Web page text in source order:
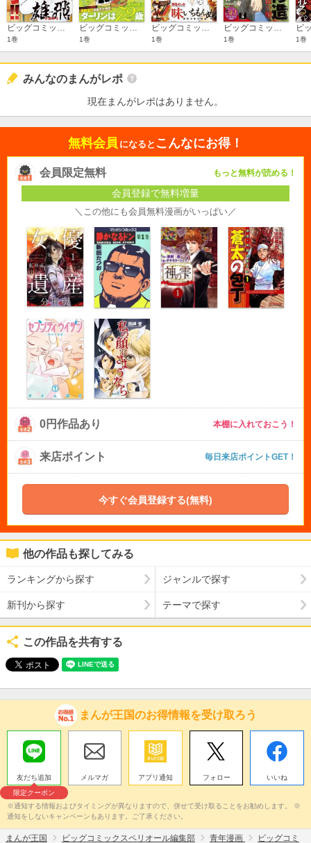
1巻 1巻 1巻 1巻 1巻
みんなのまんがレポ
現在まんがレポはありません。
無料会員 になると こんなにお得！
会員限定無料 もっと無料が読める！
会員登録で無料増量
＼この他にも会員無料漫画がいっぱい／
0円作品あり 本棚に入れておこう！
来店ポイント 毎日来店ポイントGET！
今すぐ会員登録する(無料)
他の作品も探してみる
ランキングから探す ジャンルで探す
新刊から探す テーマで探す
この作品を共有する
まんが王国のお得情報を受け取ろう
友だち追加
限定クーポン
メルマガ アプリ通知 フォロー いいね
※通知する情報およびタイミングが異なりますので、併せて受け取ることをお勧めします。 ※
通知をしないキャンペーンもあります。ご了承ください。
まんが王国 ビッグコミックスペリオール編集部 青年漫画 ビッグコミ